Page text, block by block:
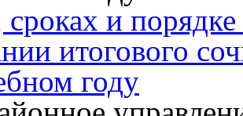
и
итогового
году